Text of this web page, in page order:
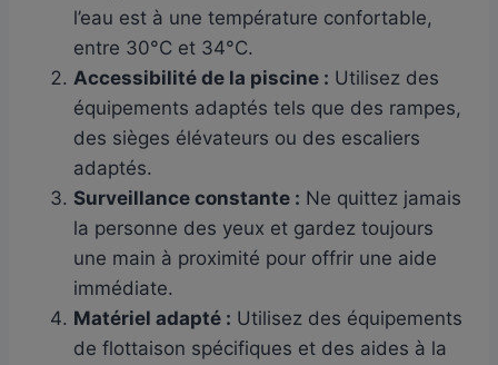
l’eau est à une température confortable,
entre 30°C et 34°C.
Accessibilité de la piscine : Utilisez des
équipements adaptés tels que des rampes,
des sièges élévateurs ou des escaliers
adaptés.
Surveillance constante : Ne quittez jamais
la personne des yeux et gardez toujours
une main à proximité pour offrir une aide
immédiate.
Matériel adapté : Utilisez des équipements
de flottaison spécifiques et des aides à la